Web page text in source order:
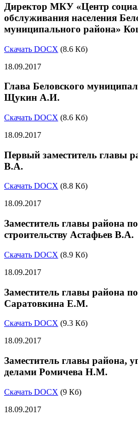
Директор МКУ «Центр
обслуживания населения
муниципального района»
Скачать DOCX (8.6 Кб)
18.09.2017
Глава Беловского
Щукин А.И.
Скачать DOCX (8.6 Кб)
18.09.2017
Первый заместитель главы
В.А.
Скачать DOCX (8.8 Кб)
18.09.2017
Заместитель главы района
строительству Астафьев В.А.
Скачать DOCX (8.9 Кб)
18.09.2017
Заместитель главы района
Саратовкина Е.М.
Скачать DOCX (9.3 Кб)
18.09.2017
Заместитель главы района,
делами Ромичева Н.М.
Скачать DOCX (9 Кб)
18.09.2017